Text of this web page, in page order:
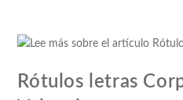
Rótulos letras